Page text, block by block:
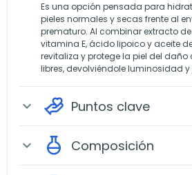
Es una opción pensada para
pieles normales y secas frente al
prematuro. Al combinar extracto
vitamina E, ácido lipoico y aceite
revitaliza y protege la piel del daño
libres, devolviéndole luminosidad
expand_more Puntos clave
expand_more Composición